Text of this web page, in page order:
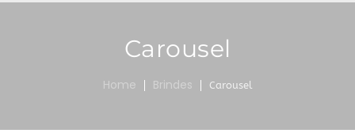
Carousel
Home Brindes Carousel